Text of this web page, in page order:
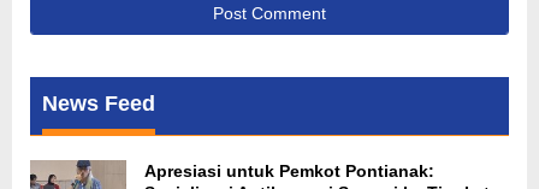
News Feed
Apresiasi untuk Pemkot Pontianak: